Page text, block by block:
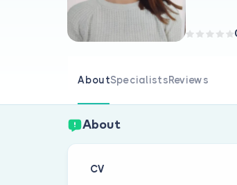
AboutSpecialistsReviews
About
CV